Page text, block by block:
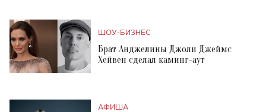
ШОУ-БИЗНЕС
Брат Анджелины Джоли Джеймс
Хейвен сделал каминг-аут
АФИША